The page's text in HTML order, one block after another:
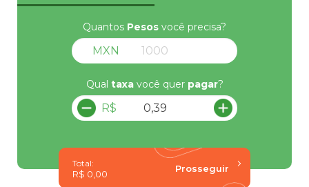
Quantos Pesos você precisa?
MXN
Qual taxavocê quer pagar?
R$
Total:
R$ 0,00